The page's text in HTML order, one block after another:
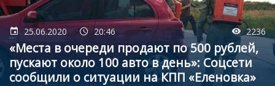
25.06.2020 20:46 2236
«Места в очереди продают по 500 рублей,
пускают около 100 авто в день»: Соцсети
сообщили о ситуации на КПП «Еленовка»